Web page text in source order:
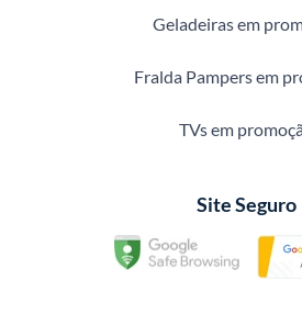
Geladeiras em
Fralda Pampers em
TVs em
Site Seguro